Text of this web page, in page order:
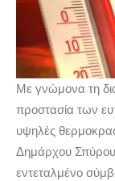
Με γνώμονα τη
προστασία των
υψηλές
Δημάρχου Σπύρου
εντεταλμένο